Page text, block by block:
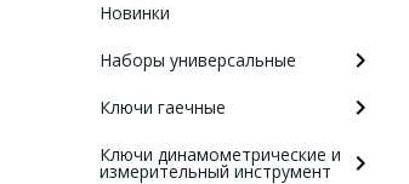
Новинки
Наборы универсальные
Ключи гаечные
Ключи динамометрические и
измерительный инструмент